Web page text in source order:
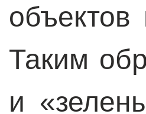
объектов
Таким
и